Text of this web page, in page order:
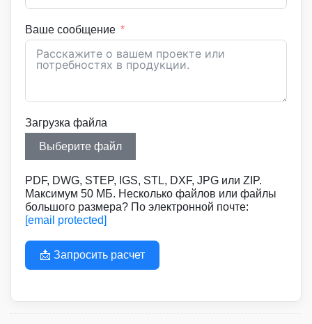
Ваше сообщение
Загрузка файла
Выберите файл
PDF, DWG, STEP, IGS, STL, DXF, JPG или ZIP.
Максимум 50 МБ. Несколько файлов или файлы
большого размера? По электронной почте:
[email protected]
📩 Запросить расчет